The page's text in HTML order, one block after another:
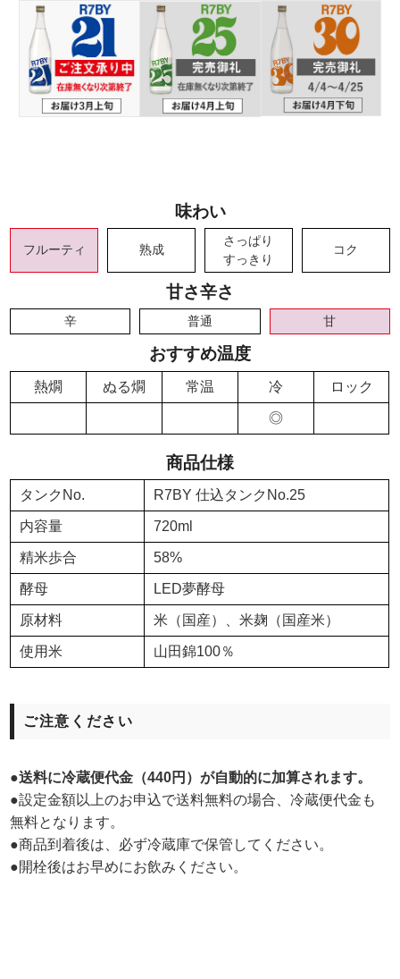
味わい
フルーティ 熟成
さっぱり
すっきり
コク
甘さ辛さ
辛 普通 甘
おすすめ温度
熱燗 ぬる燗 常温 冷 ロック
◎
商品仕様
タンクNo. R7BY 仕込タンクNo.25
内容量 720ml
精米歩合 58%
酵母 LED夢酵母
原材料 米（国産）、米麹（国産米）
使用米 山田錦100％
ご注意ください
●送料に冷蔵便代金（440円）が自動的に加算されます。
●設定金額以上のお申込で送料無料の場合、冷蔵便代金も
無料となります。
●商品到着後は、必ず冷蔵庫で保管してください。
●開栓後はお早めにお飲みください。